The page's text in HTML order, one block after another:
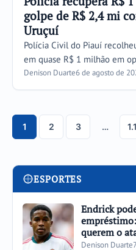
golpe de R$ 2,4 mi
Uruçuí
Polícia Civil do Piauí
em quase R$ 1 milhão em
Denison Duarte6 de agosto de
Navegação
páginas
1 2 3 …
ESPORTES
Endrick
querem o
Denison Duarte